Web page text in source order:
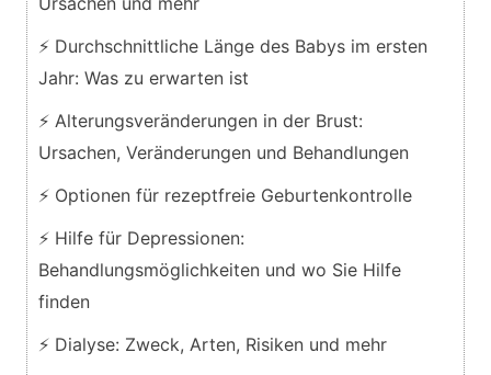
⚡ Durchschnittliche Länge des Babys im ersten
Jahr: Was zu erwarten ist
⚡ Alterungsveränderungen in der Brust:
Ursachen, Veränderungen und Behandlungen
⚡ Optionen für rezeptfreie Geburtenkontrolle
⚡ Hilfe für Depressionen:
Behandlungsmöglichkeiten und wo Sie Hilfe
finden
⚡ Dialyse: Zweck, Arten, Risiken und mehr